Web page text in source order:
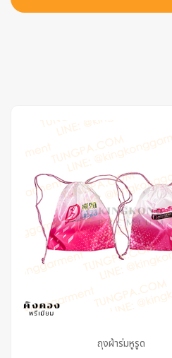
ถุงผ้าร่มหูรูด